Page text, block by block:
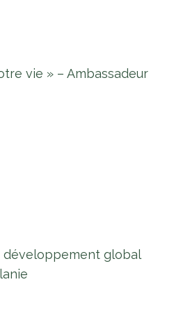
vie » – Ambassadeur
développement global